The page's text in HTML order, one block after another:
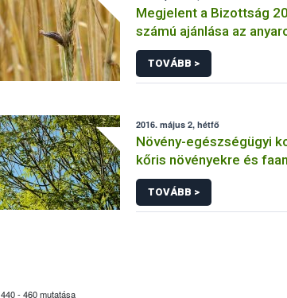
Megjelent a Bizottság
számú ajánlása az
alkaloidokról
TOVÁBB >
2016. május 2, hétfő
Növény-egészségügyi
kőris növényekre és
Chalara fraxinea nevű
terjedésének
TOVÁBB >
440 - 460 mutatása